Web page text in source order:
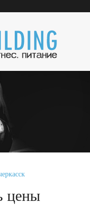
цены